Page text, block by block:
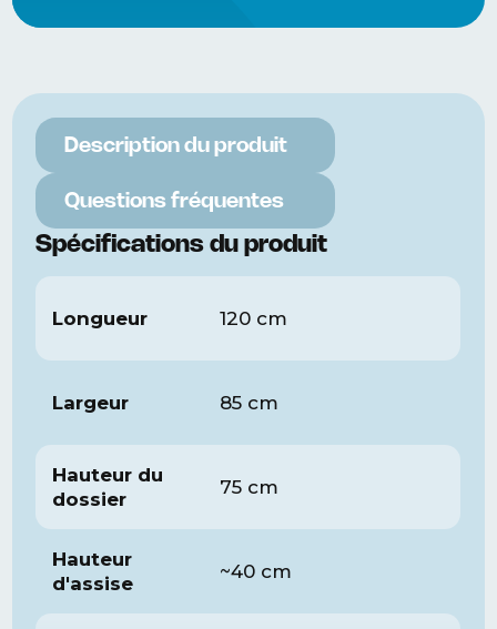
Spécifications du produit
Longueur 120 cm
Largeur 85 cm
Hauteur du
dossier
75 cm
Hauteur
d'assise
~40 cm
Description du produit
Questions fréquentes